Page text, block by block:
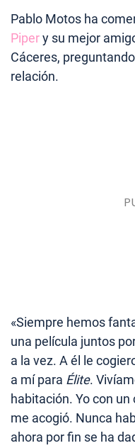
Pablo Motos ha
Pipery su mejor
Cáceres,
relación.
«Siempre hemos
una película juntos
a la vez. A él le
a mí para Élite.
habitación. Yo con un
me acogió. Nunca
ahora por fin se ha